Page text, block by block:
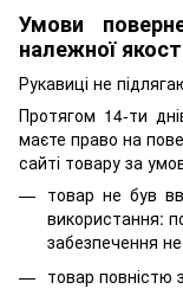
Умови
належної
Рукавиці не
Протягом 14-ти
маєте право на
сайті товару за
товар не був
використання:
забезпечення
товар повністю